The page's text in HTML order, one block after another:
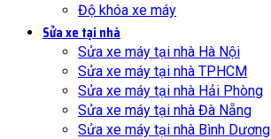
Độ khóa xe máy
Sửa xe tại nhà
Sửa xe máy tại nhà Hà Nội
Sửa xe máy tại nhà TPHCM
Sửa xe máy tại nhà Hải Phòng
Sửa xe máy tại nhà Đà Nẵng
Sửa xe máy tại nhà Bình Dương